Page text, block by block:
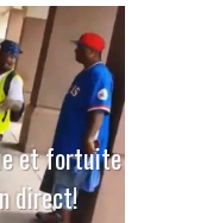
et fortuite
direct!